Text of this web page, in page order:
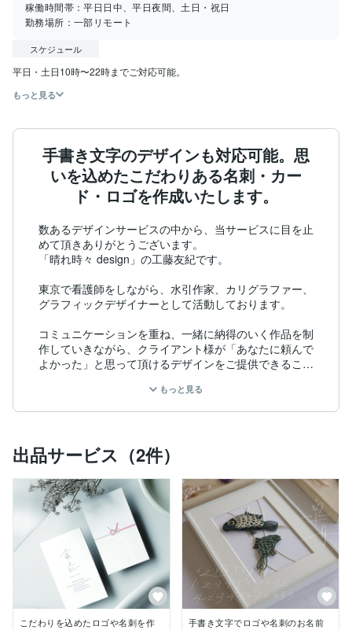
稼働時間帯：平日日中、平日夜間、土日・祝日
勤務場所： 一部リモート
スケジュール
平日・土日10時〜22時までご対応可能。
もっと見る
手書き文字のデザインも対応可能。思
いを込めたこだわりある名刺・カー
ド・ロゴを作成いたします。
数あるデザインサービスの中から、当サービスに目を止
めて頂きありがとうございます。
「晴れ時々 design」の工藤友紀です。
東京で看護師をしながら、水引作家、カリグラファー、
グラフィックデザイナーとして活動しております。
コミュニケーションを重ね、一緒に納得のいく作品を制
作していきながら、クライアント様が「あなたに頼んで
よかった」と思って頂けるデザインをご提供できること
【経歴】
自身でも水引ブランド「晴れ時々」で活動。
趣味のモダンカリグラフィーも、日本モダンカリグラフ
ィー協会にて資格取得。
水引や文字を含めた「デザイン」に興味を持ち、オンラ
インのデザインスクールへ入学。
現在取得した様々なスキルを活かしながら、デザイナ
ー、水引作家として活動中。
【特徴】
ローマ字、和文字、あしらいなど、様々な手書き文字を
データに取り込むことが可能。
ペンや筆、ニブペンを使用した様々な文字のデザインが
もっと見る
出品サービス（2件）
こだわりを込めたロゴや名刺を作
手書き文字でロゴや名刺のお名前